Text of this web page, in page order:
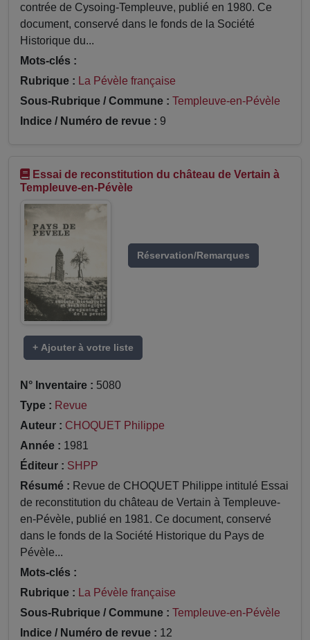
contrée de Cysoing-Templeuve, publié en 1980. Ce
document, conservé dans le fonds de la Société
Historique du...
Mots-clés :
Rubrique : La Pévèle française
Sous-Rubrique / Commune : Templeuve-en-Pévèle
Indice / Numéro de revue : 9
Essai de reconstitution du château de Vertain à
Templeuve-en-Pévèle
Réservation/Remarques
+ Ajouter à votre liste
N° Inventaire : 5080
Type : Revue
Auteur : CHOQUET Philippe
Année : 1981
Éditeur : SHPP
Résumé : Revue de CHOQUET Philippe intitulé Essai
de reconstitution du château de Vertain à Templeuve-
en-Pévèle, publié en 1981. Ce document, conservé
dans le fonds de la Société Historique du Pays de
Pévèle...
Mots-clés :
Rubrique : La Pévèle française
Sous-Rubrique / Commune : Templeuve-en-Pévèle
Indice / Numéro de revue : 12